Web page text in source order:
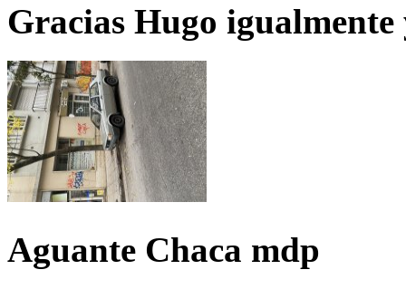
Gracias Hugo igualmente
Aguante Chaca mdp